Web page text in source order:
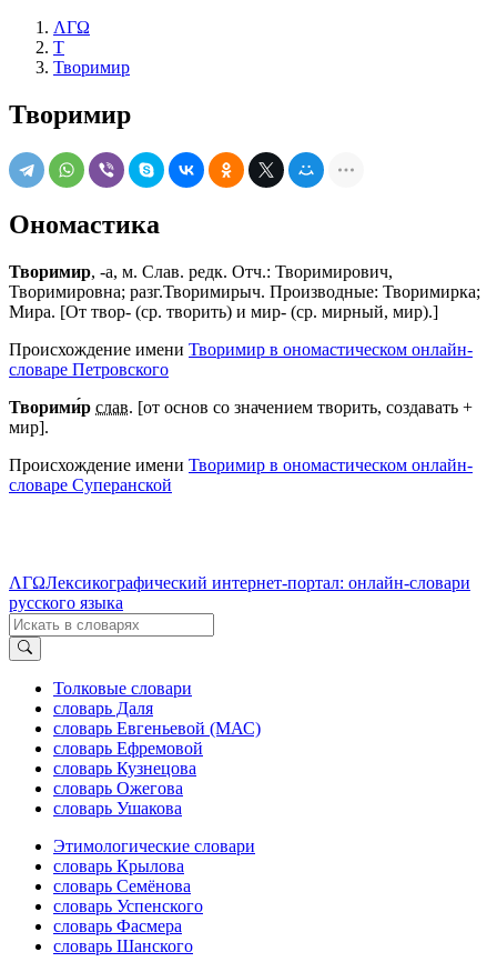
ΛΓΩ
Т
Творимир
Творимир
Ономастика
Творимир, -а, м. Слав. редк. Отч.: Творимирович,
Творимировна; разг.Творимирыч. Производные: Творимирка;
Мира. [От твор- (ср. творить) и мир- (ср. мирный, мир).]
Происхождение имени Творимир в ономастическом онлайн-
словаре Петровского
Творими́р слав. [от основ со значением творить, создавать +
мир].
Происхождение имени Творимир в ономастическом онлайн-
словаре Суперанской
ΛΓΩЛексикографический интернет-портал: онлайн-словари
русского языка
Толковые словари
словарь Даля
словарь Евгеньевой (МАС)
словарь Ефремовой
словарь Кузнецова
словарь Ожегова
словарь Ушакова
Этимологические словари
словарь Крылова
словарь Семёнова
словарь Успенского
словарь Фасмера
словарь Шанского